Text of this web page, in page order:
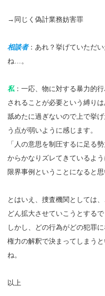
→同じく偽計業務妨害罪
相談者：あれ？挙げていただ
ね…。
私：一応、物に対する暴力的
されることが必要という縛り
舐めたに過ぎないので上で挙
う点が弱いように感じます。
「人の意思を制圧するに足る
からかなりズレてきているよ
限界事例ということになると思
とはいえ、捜査機関としては
どん拡大させていこうとするで
しかし、どの行為がどの犯罪
権力の解釈で決まってしまう
ね。
以上